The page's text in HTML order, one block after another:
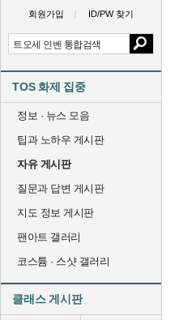
회원가입 ID/PW 찾기
TOS 화제 집중
정보 · 뉴스 모음
팁과 노하우 게시판
자유 게시판
질문과 답변 게시판
지도 정보 게시판
팬아트 갤러리
코스튬 · 스샷 갤러리
클래스 게시판